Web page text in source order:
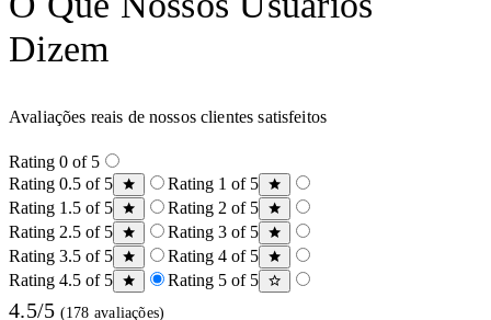
Dizem
Avaliações reais de nossos clientes satisfeitos
Rating 0 of 5
Rating 0.5 of 5
Rating 1 of 5
Rating 1.5 of 5
Rating 2 of 5
Rating 2.5 of 5
Rating 3 of 5
Rating 3.5 of 5
Rating 4 of 5
Rating 4.5 of 5
Rating 5 of 5
4.5/5 (178 avaliações)